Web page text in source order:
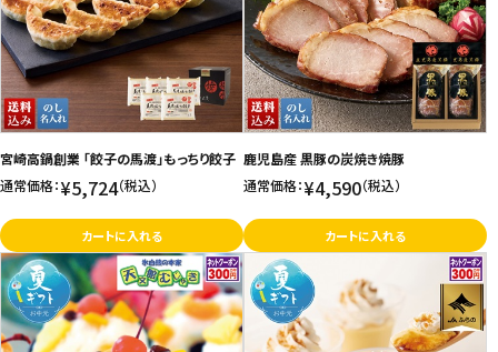
宮崎高鍋創業 「餃子の馬渡」もっちり餃子
通常価格：¥5,724（税込）
カートに入れる
鹿児島産 黒豚の炭焼き焼豚
通常価格：¥4,590（税込）
カートに入れる